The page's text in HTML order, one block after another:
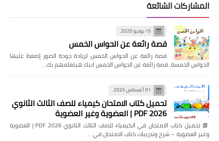
المشاركات الشائعة
15 يونيو 2020
قصة رائعة عن الحواس الخمس
قصة رائعة عن الحواس الخمس لزيادة جودة الصور إضغط عليها
الحواس الخمسة, قصة رائعة عن الحواس الخمس ابنك هيتعلمهم بك…
01 أغسطس 2025
تحميل كتاب الامتحان كيمياء للصف الثالث الثانوي
2026 PDF | العضوية وغير العضوية
📘 تحميل كتاب الامتحان في الكيمياء للصف الثالث الثانوي 2026 PDF | العضوية
وغير العضوية – شرح وتدريبات كتاب الامتحان في …